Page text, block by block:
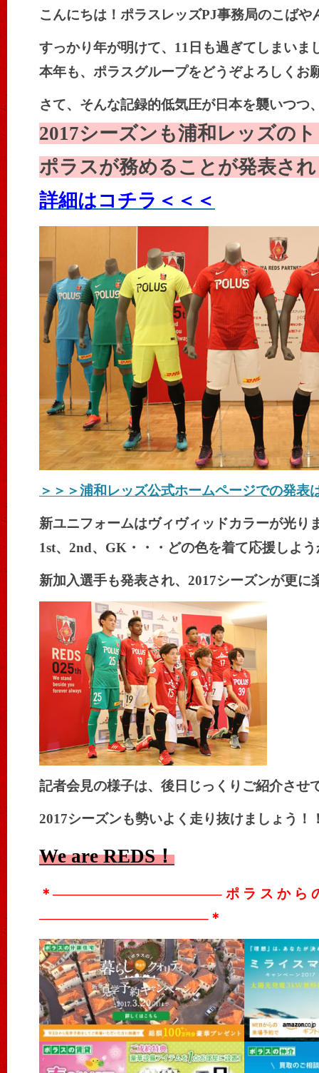
こんにちは！ポラスレッズPJ事務局のこばや
すっかり年が明けて、11日も過ぎてしまいま
本年も、ポラスグループをどうぞよろしくお
さて、そんな記録的低気圧が日本を襲いつつ
2017シーズンも浦和レッズの
ポラスが務めることが発表さ
詳細はコチラ＜＜＜
＞＞＞浦和レッズ公式ホームページでの発表
新ユニフォームはヴィヴィッドカラーが光り
1st、2nd、GK・・・どの色を着て応援しよ
新加入選手も発表され、2017シーズンが更に
記者会見の様子は、後日じっくりご紹介させ
2017シーズンも勢いよく走り抜けましょう！
We are REDS！
＊————————————– ポ ラ ス か ら の
————————————– ＊